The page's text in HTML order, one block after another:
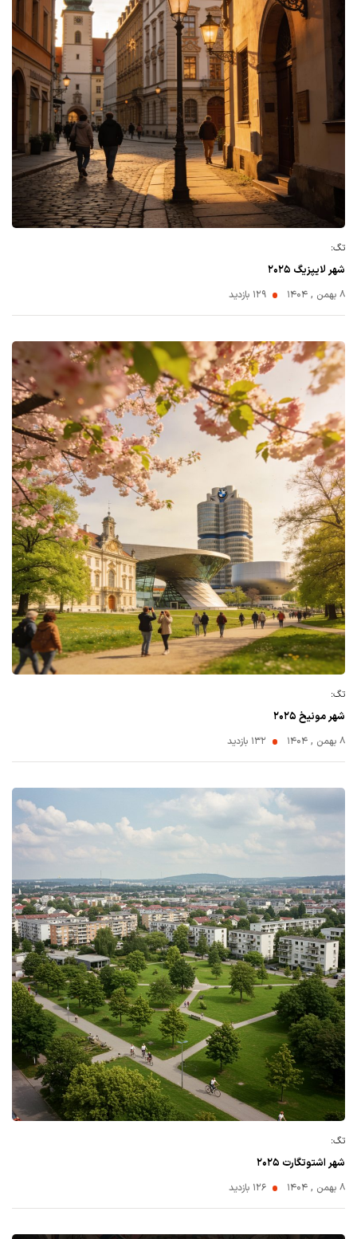
تگ:
شهر لایپزیگ ۲۰۲۵
۸ بهمن , ۱۴۰۴ 129 بازدید
تگ:
شهر مونیخ ۲۰۲۵
۸ بهمن , ۱۴۰۴ 132 بازدید
تگ:
شهر اشتوتگارت ۲۰۲۵
۸ بهمن , ۱۴۰۴ 126 بازدید